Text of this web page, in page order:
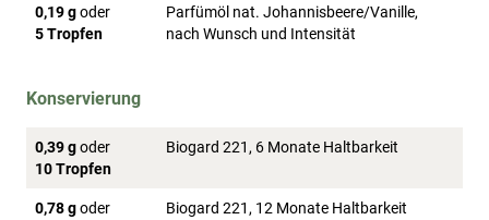
0,19 goder
5 Tropfen
Parfümöl nat. Johannisbeere/Vanille,
nach Wunsch und Intensität
Konservierung
0,39 goder
10 Tropfen
Biogard 221, 6 Monate Haltbarkeit
0,78 goder
Biogard 221, 12 Monate Haltbarkeit